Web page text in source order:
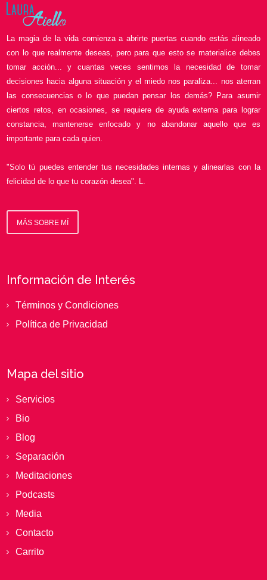
La magia de la vida comienza a abrirte puertas cuando estás alineado
con lo que realmente deseas, pero para que esto se materialice debes
tomar acción... y cuantas veces sentimos la necesidad de tomar
decisiones hacia alguna situación y el miedo nos paraliza... nos aterran
las consecuencias o lo que puedan pensar los demás? Para asumir
ciertos retos, en ocasiones, se requiere de ayuda externa para lograr
constancia, mantenerse enfocado y no abandonar aquello que es
importante para cada quien.
"Solo tú puedes entender tus necesidades internas y alinearlas con la
felicidad de lo que tu corazón desea". L.
MÁS SOBRE MÍ
Información de Interés
Términos y Condiciones
Política de Privacidad
Mapa del sitio
Servicios
Bio
Blog
Separación
Meditaciones
Podcasts
Media
Contacto
Carrito